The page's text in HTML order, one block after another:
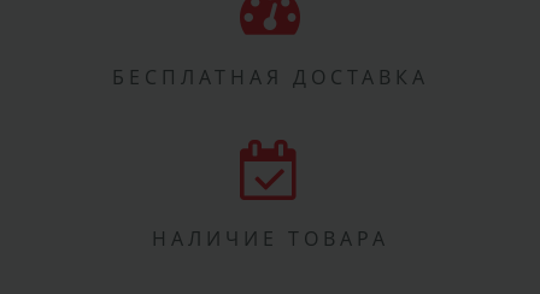
БЕСПЛАТНАЯ ДОСТАВКА
НАЛИЧИЕ ТОВАРА